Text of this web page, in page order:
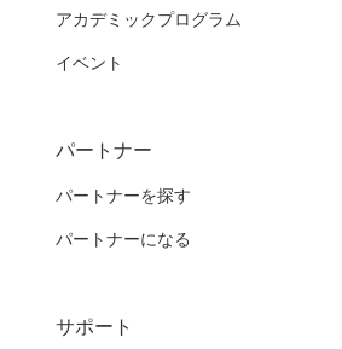
アカデミックプログラム
イベント
パートナー
パートナーを探す
パートナーになる
サポート